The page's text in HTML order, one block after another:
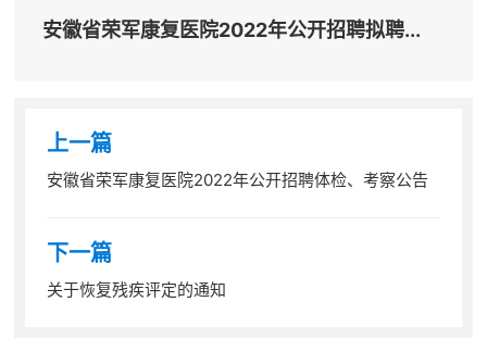
安徽省荣军康复医院2022年公开招聘拟聘...
上一篇
安徽省荣军康复医院2022年公开招聘体检、考察公告
下一篇
关于恢复残疾评定的通知